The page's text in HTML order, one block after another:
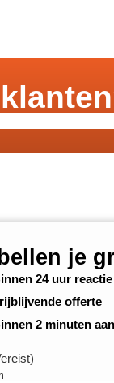
je
24 uur reactie
offerte
2 minuten